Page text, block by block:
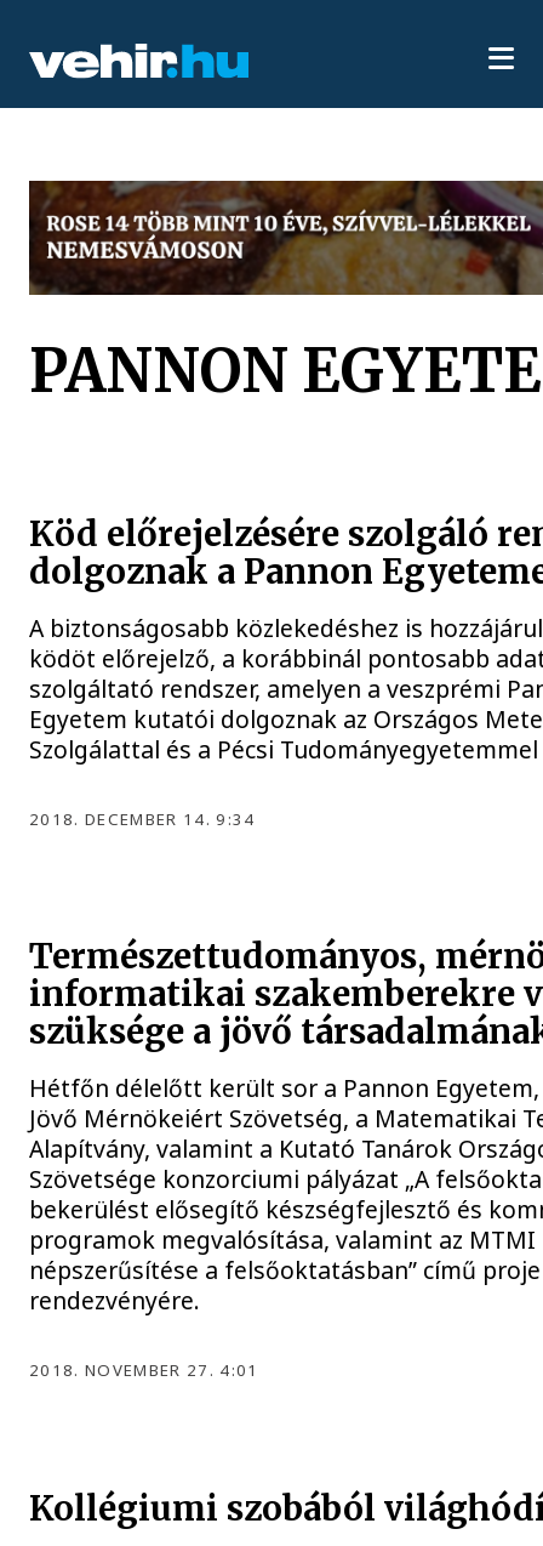
PANNON
Köd előrejelzésére szolgáló
dolgoznak a Pannon
A biztonságosabb közlekedéshez is
ködöt előrejelző, a korábbinál pontosabb
szolgáltató rendszer, amelyen a veszprémi
Egyetem kutatói dolgoznak az Országos
Szolgálattal és a Pécsi
2018. DECEMBER 14. 9:34
Természettudományos,
informatikai szakemberekre
szüksége a jövő
Hétfőn délelőtt került sor a Pannon Egyetem,
Jövő Mérnökeiért Szövetség, a Matematikai
Alapítvány, valamint a Kutató Tanárok
Szövetsége konzorciumi pályázat „A
bekerülést elősegítő készségfejlesztő és
programok megvalósítása, valamint az MTMI
népszerűsítése a felsőoktatásban” című
rendezvényére.
2018. NOVEMBER 27. 4:01
Kollégiumi szobából